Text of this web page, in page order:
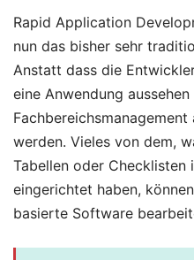
Rapid Application
nun das bisher sehr
Anstatt dass die
eine Anwendung
werden. Vieles von dem,
Tabellen oder Checklisten
eingerichtet haben,
basierte Software